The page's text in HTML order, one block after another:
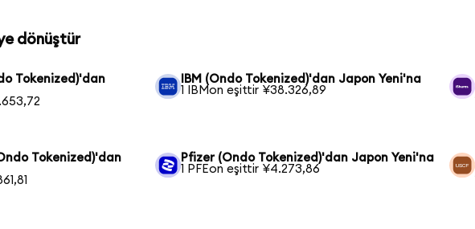
dönüştür
Tokenized)'dan
IBM (Ondo Tokenized)'dan Japon Yeni'na
1 IBMon eşittir ¥38.326,89
Tokenized)'dan
Pfizer (Ondo Tokenized)'dan Japon Yeni'na
1 PFEon eşittir ¥4.273,86